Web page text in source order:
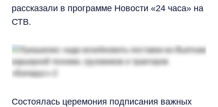
рассказали в программе Новости «24 часа» на
СТВ.
Состоялась церемония подписания важных